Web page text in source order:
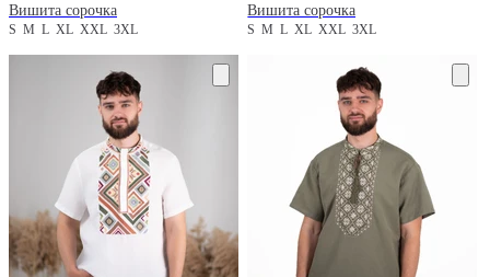
Вишита сорочка
S M L XL XXL 3XL
Вишита сорочка
SMLXLXXL3XL